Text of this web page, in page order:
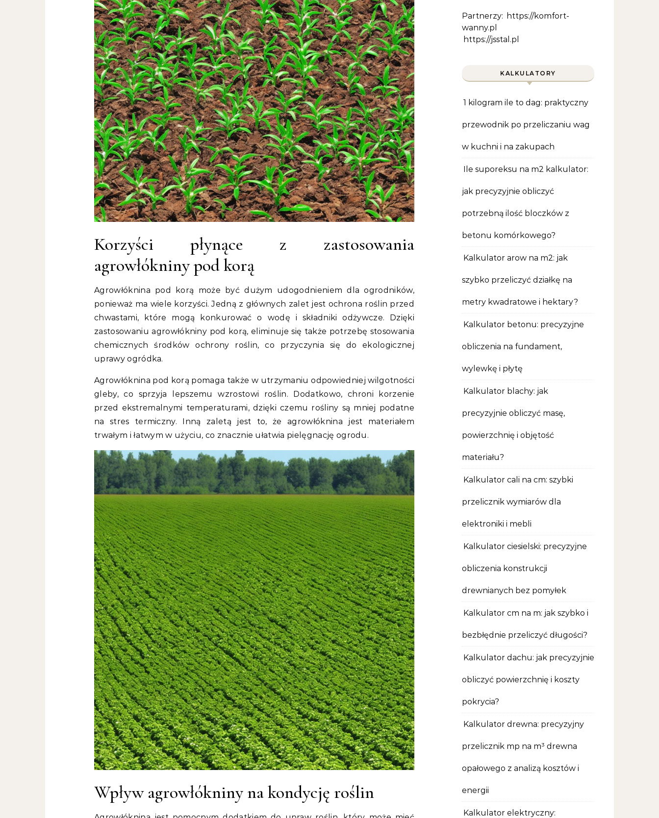
Korzyści płynące z zastosowania
agrowłókniny pod korą
Agrowłóknina pod korą może być dużym udogodnieniem dla ogrodników,
ponieważ ma wiele korzyści. Jedną z głównych zalet jest ochrona roślin przed
chwastami, które mogą konkurować o wodę i składniki odżywcze. Dzięki
zastosowaniu agrowłókniny pod korą, eliminuje się także potrzebę stosowania
chemicznych środków ochrony roślin, co przyczynia się do ekologicznej
uprawy ogródka.
Agrowłóknina pod korą pomaga także w utrzymaniu odpowiedniej wilgotności
gleby, co sprzyja lepszemu wzrostowi roślin. Dodatkowo, chroni korzenie
przed ekstremalnymi temperaturami, dzięki czemu rośliny są mniej podatne
na stres termiczny. Inną zaletą jest to, że agrowłóknina jest materiałem
trwałym i łatwym w użyciu, co znacznie ułatwia pielęgnację ogrodu.
Wpływ agrowłókniny na kondycję roślin
Partnerzy: https://komfort-
wanny.pl
https://jsstal.pl
KALKULATORY
1 kilogram ile to dag: praktyczny
przewodnik po przeliczaniu wag
w kuchni i na zakupach
Ile suporeksu na m2 kalkulator:
jak precyzyjnie obliczyć
potrzebną ilość bloczków z
betonu komórkowego?
Kalkulator arow na m2: jak
szybko przeliczyć działkę na
metry kwadratowe i hektary?
Kalkulator betonu: precyzyjne
obliczenia na fundament,
wylewkę i płytę
Kalkulator blachy: jak
precyzyjnie obliczyć masę,
powierzchnię i objętość
materiału?
Kalkulator cali na cm: szybki
przelicznik wymiarów dla
elektroniki i mebli
Kalkulator ciesielski: precyzyjne
obliczenia konstrukcji
drewnianych bez pomyłek
Kalkulator cm na m: jak szybko i
bezbłędnie przeliczyć długości?
Kalkulator dachu: jak precyzyjnie
obliczyć powierzchnię i koszty
pokrycia?
Kalkulator drewna: precyzyjny
przelicznik mp na m³ drewna
opałowego z analizą kosztów i
energii
Kalkulator elektryczny: